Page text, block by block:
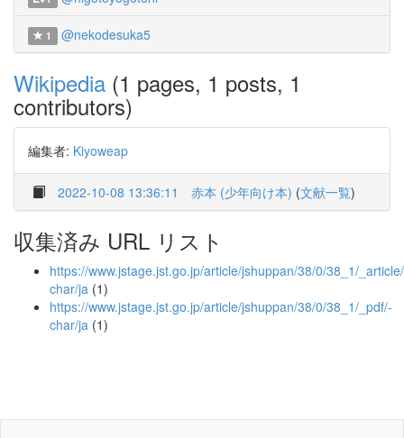
1 @nekodesuka5
Wikipedia (1 pages, 1 posts, 1
contributors)
編集者: Kiyoweap
2022-10-08 13:36:11 赤本 (少年向け本) (文献一覧)
収集済み URL リスト
https://www.jstage.jst.go.jp/article/jshuppan/38/0/38_1/
char/ja (1)
https://www.jstage.jst.go.jp/article/jshuppan/38/0/38_1/_pdf/-
char/ja (1)